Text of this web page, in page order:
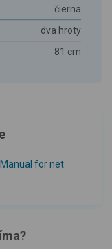
čierna
dva hroty
81 cm
for net